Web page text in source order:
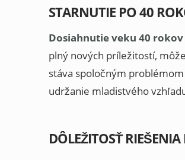
STARNUTIE PO 40
Dosiahnutie veku 40 rokov
plný nových príležitostí,
stáva spoločným
udržanie mladistvého
DÔLEŽITOSŤ